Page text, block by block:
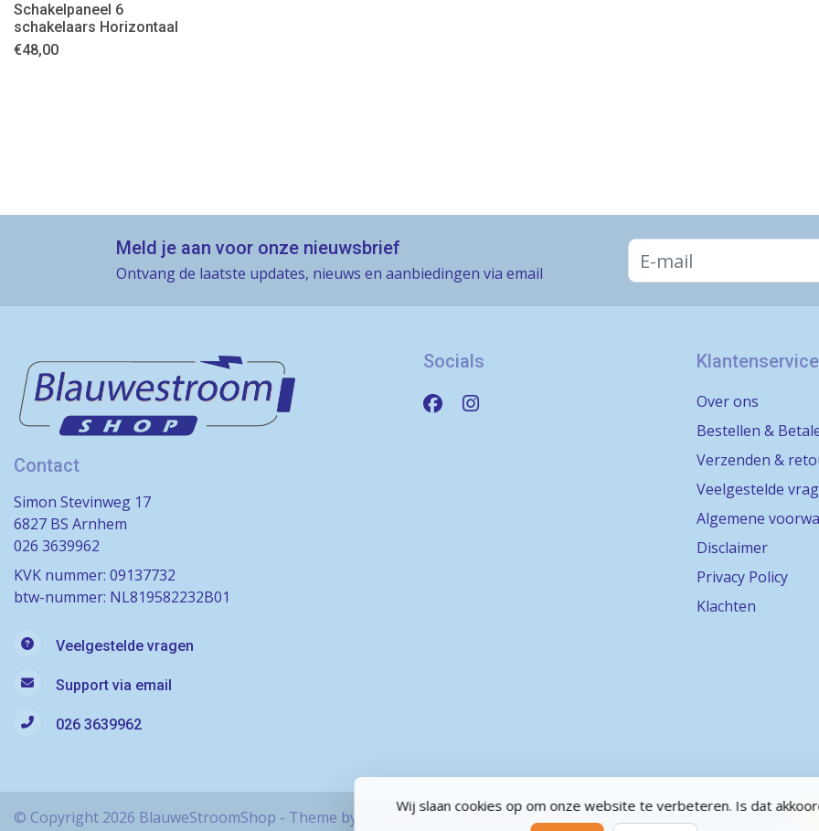
Wij slaan cookies op om onze website te verbeteren. Is dat
Schakelpaneel 6
schakelaars Horizontaal
€48,00
Meld je aan voor onze nieuwsbrief
Ontvang de laatste updates, nieuws en aanbiedingen via email
Contact
Simon Stevinweg 17
6827 BS Arnhem
026 3639962
KVK nummer: 09137732
btw-nummer: NL819582232B01
Veelgestelde vragen
Support via email
026 3639962
Socials Klantenservice
Over ons
Bestellen &
Verzenden &
Veelgestelde
Algemene
Disclaimer
Privacy Policy
Klachten
© Copyright 2026 BlauweStroomShop - Theme by Frontlabel- Powered by Lightspeed